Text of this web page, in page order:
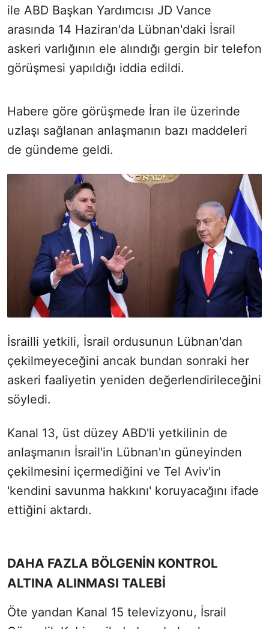
ile ABD Başkan Yardımcısı JD Vance
arasında 14 Haziran'da Lübnan'daki İsrail
askeri varlığının ele alındığı gergin bir telefon
görüşmesi yapıldığı iddia edildi.
Habere göre görüşmede İran ile üzerinde
uzlaşı sağlanan anlaşmanın bazı maddeleri
de gündeme geldi.
İsrailli yetkili, İsrail ordusunun Lübnan'dan
çekilmeyeceğini ancak bundan sonraki her
askeri faaliyetin yeniden değerlendirileceğini
söyledi.
Kanal 13, üst düzey ABD'li yetkilinin de
anlaşmanın İsrail'in Lübnan'ın güneyinden
çekilmesini içermediğini ve Tel Aviv'in
'kendini savunma hakkını' koruyacağını ifade
ettiğini aktardı.
DAHA FAZLA BÖLGENİN KONTROL
ALTINA ALINMASI TALEBİ
Öte yandan Kanal 15 televizyonu, İsrail